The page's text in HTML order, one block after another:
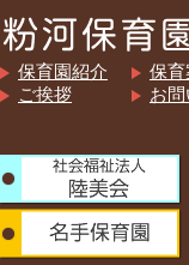
保育園紹介
ご挨拶
保
お